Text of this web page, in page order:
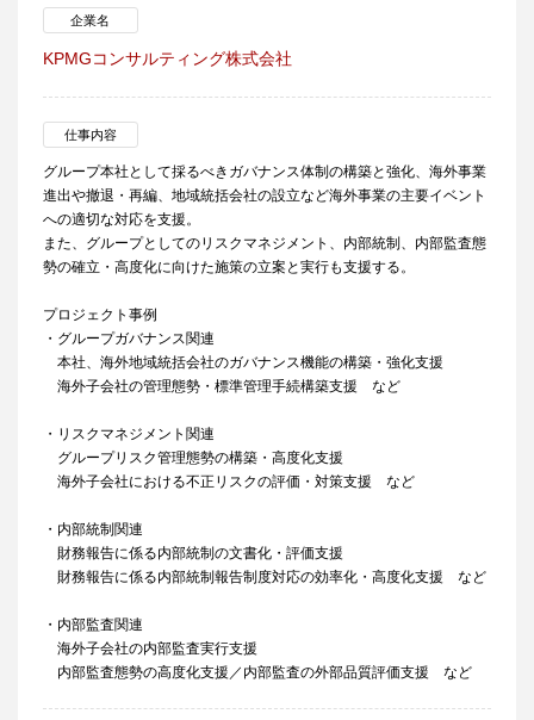
企業名
KPMGコンサルティング株式会社
仕事内容
グループ本社として採るべきガバナンス体制の構築と強化、海外事業
進出や撤退・再編、地域統括会社の設立など海外事業の主要イベント
への適切な対応を支援。
また、グループとしてのリスクマネジメント、内部統制、内部監査態
勢の確立・高度化に向けた施策の立案と実行も支援する。
プロジェクト事例
・グループガバナンス関連
本社、海外地域統括会社のガバナンス機能の構築・強化支援
海外子会社の管理態勢・標準管理手続構築支援 など
・リスクマネジメント関連
グループリスク管理態勢の構築・高度化支援
海外子会社における不正リスクの評価・対策支援 など
・内部統制関連
財務報告に係る内部統制の文書化・評価支援
財務報告に係る内部統制報告制度対応の効率化・高度化支援 など
・内部監査関連
海外子会社の内部監査実行支援
内部監査態勢の高度化支援／内部監査の外部品質評価支援 など